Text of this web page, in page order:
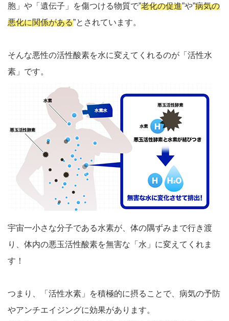
胞」や「遺伝子」を傷つける物質で”老化の促進”や”病気の
悪化に関係がある”とされています。
そんな悪性の活性酸素を水に変えてくれるのが「活性水
素」です。
宇宙一小さな分子である水素が、体の隅ずみまで行き渡
り、 体内の悪玉活性酸素を無害な「水」 に変えてくれま
す！
つまり、「活性水素」を積極的に摂ることで、病気の予防
やアンチエイジングに効果があります。